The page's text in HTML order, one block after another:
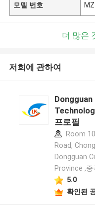
모델 번호
더 많은
저희에 관하여
프로필
Room
Road,
Dongguan
Province ,중
5.0
확인된